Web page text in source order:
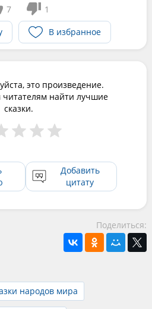
7
1
В избранное
это произведение.
читателям найти лучшие
сказки.
Добавить
цитату
Поделиться:
народов мира